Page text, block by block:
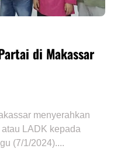
di Makassar
menyerahkan
atau LADK kepada
(7/1/2024)....